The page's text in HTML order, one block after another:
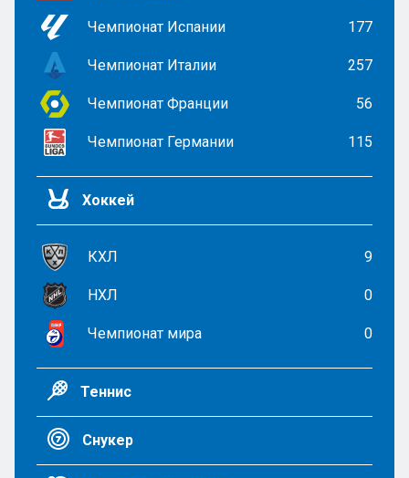
Чемпионат Испании 177
Чемпионат Италии 257
Чемпионат Франции 56
Чемпионат Германии 115
Хоккей
КХЛ 9
НХЛ 0
Чемпионат мира 0
Теннис
Снукер